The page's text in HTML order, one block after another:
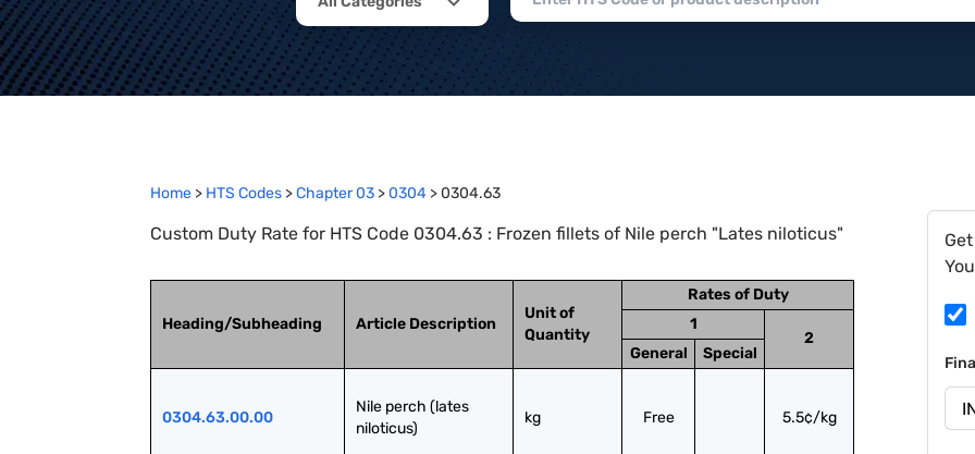
Home > HTS Codes >Chapter03 >0304 >0304.63
Custom Duty Rate for HTS Code 0304.63 : Frozen fillets of Nile perch "Lates niloticus"
Heading/Subheading Article Description
Unit of
Quantity
Rates of Duty
1
2
General
Special
0304.63.00.00
Nile perch (lates
niloticus)
kg Free 5.5¢/kg